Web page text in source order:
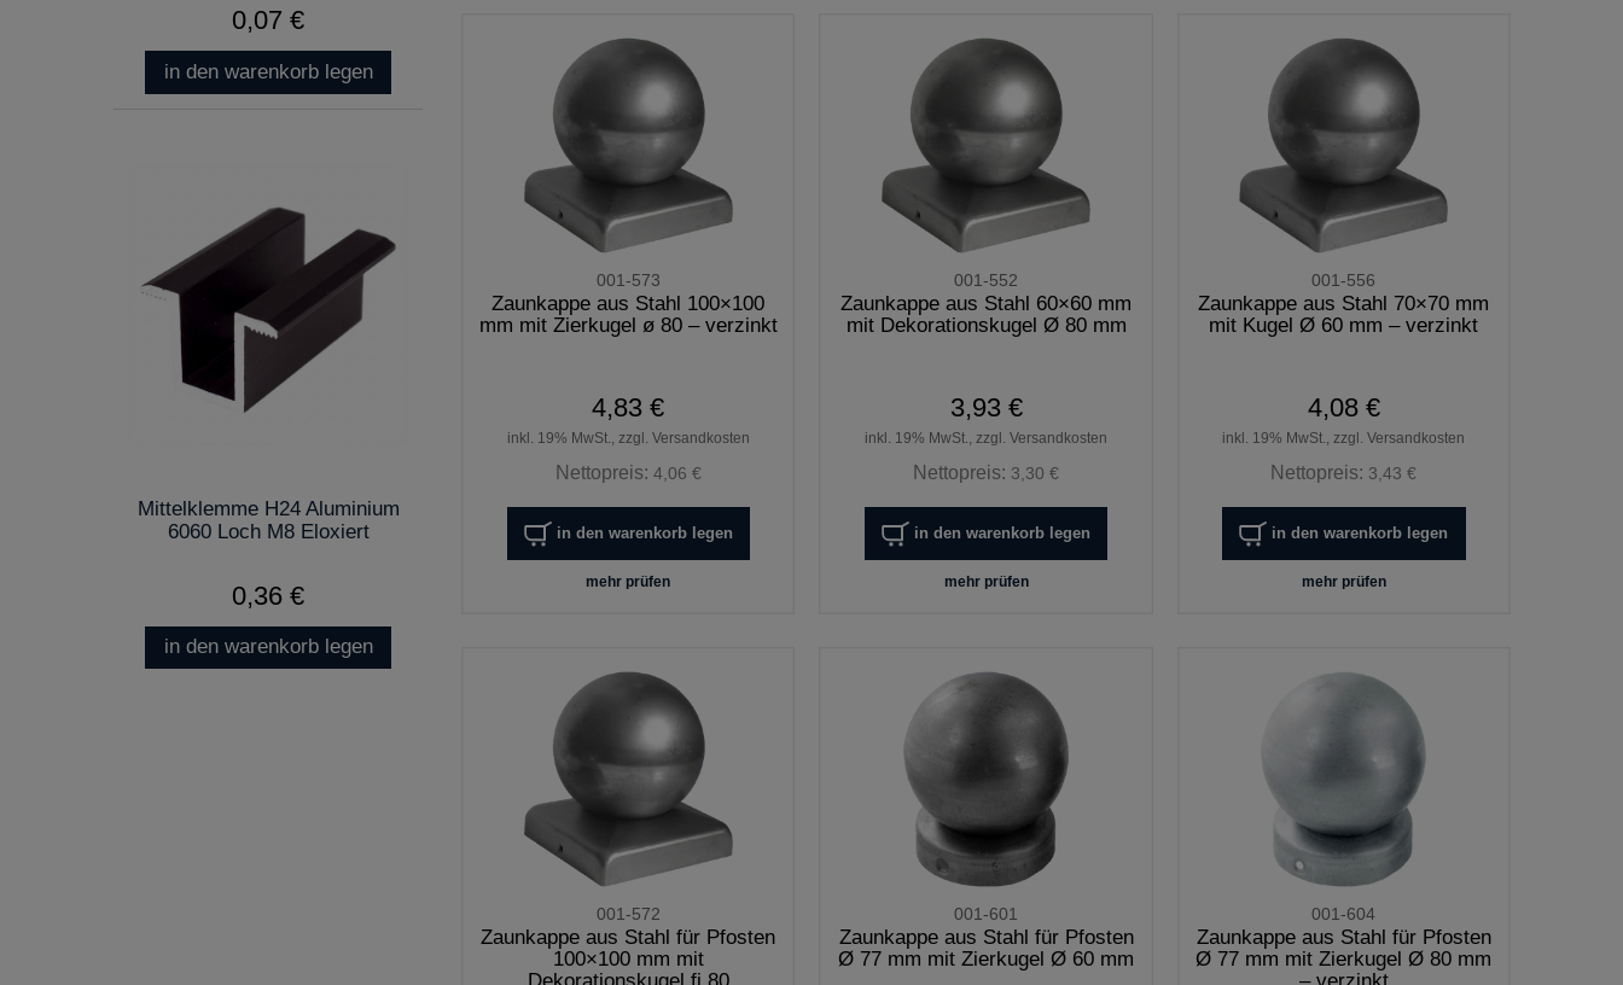
0,07 €
in den warenkorb legen
Mittelklemme H24 Aluminium
6060 Loch M8 Eloxiert
0,36 €
in den warenkorb legen
001-573
Zaunkappe aus Stahl 100×100
mm mit Zierkugel ø 80 – verzinkt
4,83 €
inkl. 19% MwSt., zzgl. Versandkosten
Nettopreis: 4,06 €
in den warenkorb legen
mehr prüfen
001-552
Zaunkappe aus Stahl 60×60 mm
mit Dekorationskugel Ø 80 mm
3,93 €
inkl. 19% MwSt., zzgl. Versandkosten
Nettopreis: 3,30 €
in den warenkorb legen
mehr prüfen
001-556
Zaunkappe aus Stahl 70×70 mm
mit Kugel Ø 60 mm – verzinkt
4,08 €
inkl. 19% MwSt., zzgl. Versandkosten
Nettopreis: 3,43 €
in den warenkorb legen
mehr prüfen
001-572
Zaunkappe aus Stahl für Pfosten
100×100 mm mit
001-601
Zaunkappe aus Stahl für Pfosten
Ø 77 mm mit Zierkugel Ø 60 mm
001-604
Zaunkappe aus Stahl für Pfosten
Ø 77 mm mit Zierkugel Ø 80 mm